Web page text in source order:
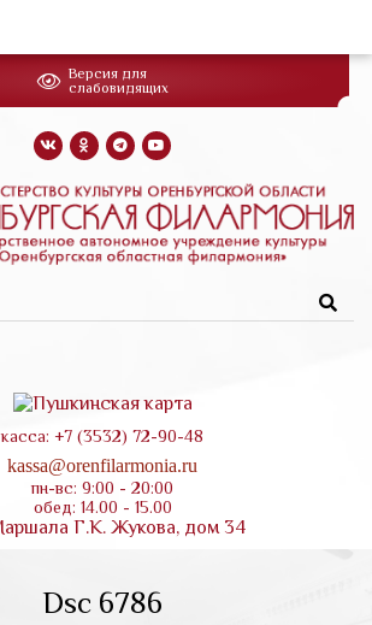
касса: +7 (3532) 72-90-48
kassa@orenfilarmonia.ru
пн-вс: 9:00 - 20:00
обед: 14.00 - 15.00
Г.К. Жукова, дом 34
Версия для
слабовидящих
Dsc 6786